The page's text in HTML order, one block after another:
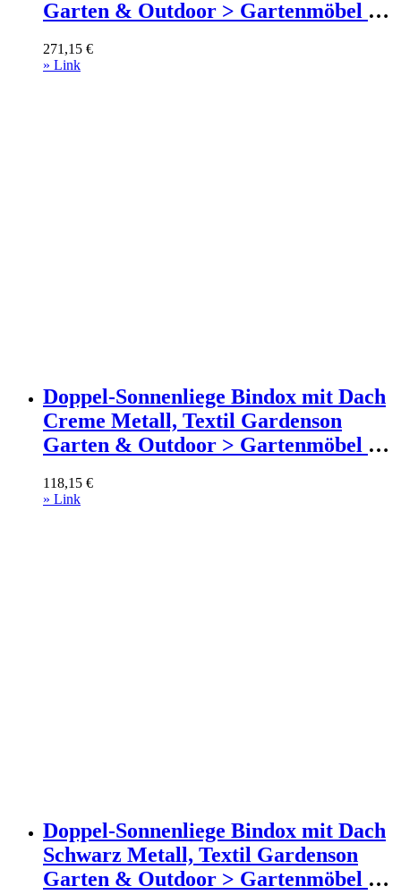
Garten & Outdoor > Gartenmöbel >
271,15 €
» Link
Doppel-Sonnenliege Bindox mit Dach
Creme Metall, Textil Gardenson
Garten & Outdoor > Gartenmöbel >
118,15 €
» Link
Doppel-Sonnenliege Bindox mit Dach
Schwarz Metall, Textil Gardenson
Garten & Outdoor > Gartenmöbel >